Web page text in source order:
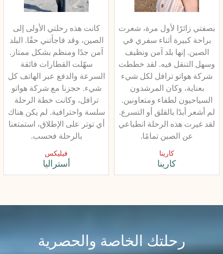
كانت هذه رحلتي الأولى إلى
الصين، وقد فاجأتني حقًا. البلد
آمن جدًا ومنظم بشكل ممتاز.
سهّلت القطارات فائقة
السرعة والدفع عبر الهاتف كل
شيء. حجزنا مع شركة هواتو
ترافل، وكانت خطة الرحلة
سلسة واحترافية. لم يكن هناك
أي توتر على الإطلاق، استمتعنا
بالرحلة فحسب.
فيليكس
أستراليا
بصفتي زائرًا لأول مرة، شعرت
براحة كبيرة أثناء سفري في
الصين. إنها بلد آمن ونظيف
وسهل التنقل فيه. لقد خططت
شركة هواتو ترافل لكل شيء
بعناية، وكان المرشدون
السياحيون لطفاء ومتعاونين.
لم أشعر أبدًا بالقلق أو التسرع.
لقد غيرت هذه الرحلة انطباعي
عن الصين تمامًا.
كارينا
كارينا
رحلتك الخاصة والحصرية